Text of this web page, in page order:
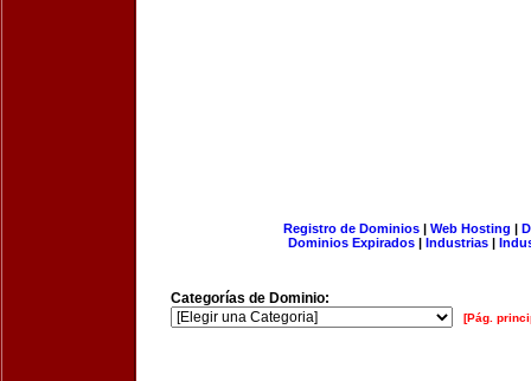
Registro de Dominios| Web Hosting |
Dominios Expirados | Industrias |
Categorías de Dominio:
[Pág.